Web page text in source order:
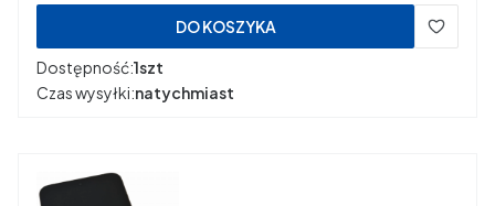
DO KOSZYKA
Dostępność:1szt
Czas wysyłki:natychmiast